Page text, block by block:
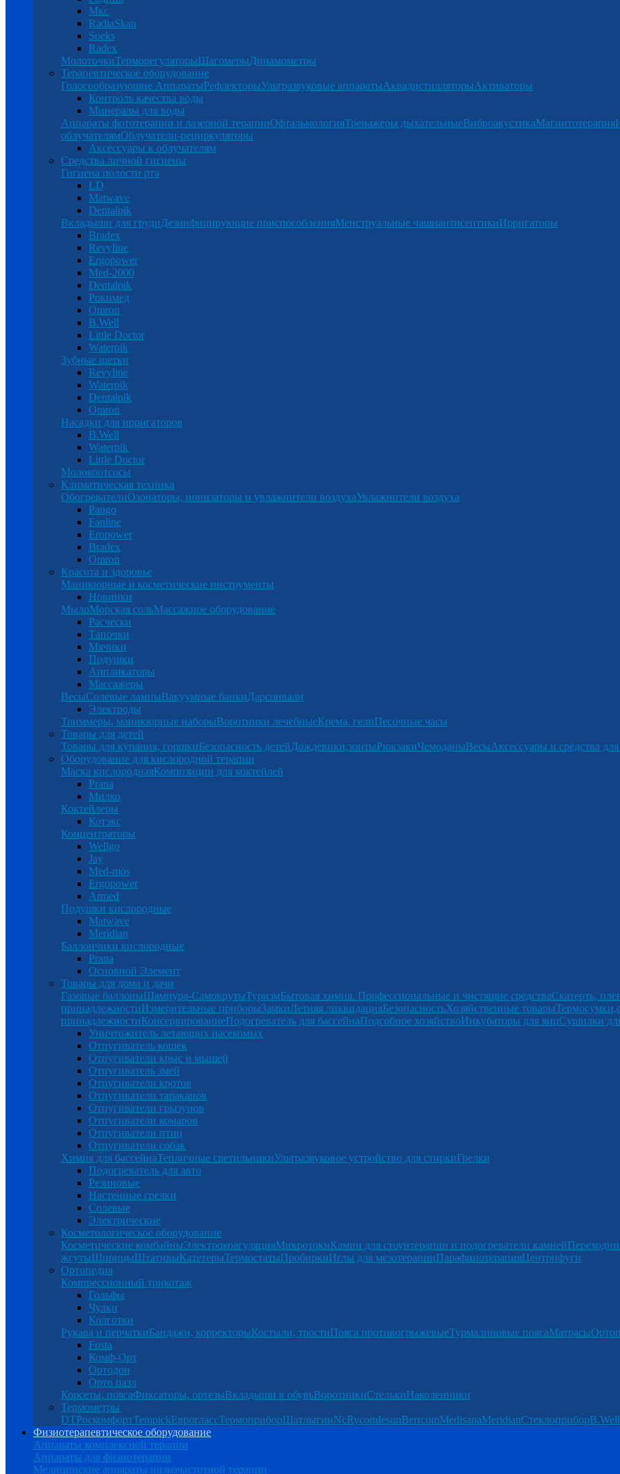
Мкс
RadiaSkan
Soeks
Radex
МолоточкиТерморегуляторыШагомерыДинамометры
Терапевтическое оборудование
Голосообразующие АппаратыРефлекторыУльтразвуковые аппаратыАквадистилляторыАктиваторы
Контроль качества воды
Минералы для воды
Аппараты фототерапии и лазерной терапииОфтальмологияТренажеры дыхательныеВиброакустикаМагнитотерапия
облучателямОблучатели-рециркуляторы
Аксессуары к облучателям
Средства личной гигиены
Гигиена полости рта
LD
Matwave
Dentalpik
Вкладыши для грудиДезинфицирующие приспособленияМенструальные чашиантисептикиИрригаторы
Bradex
Revyline
Ergopower
Med-2000
Dentalpik
Рокимед
Omron
B.Well
Little Doctor
Waterpik
Зубные щетки
Revyline
Waterpik
Dentalpik
Omron
Насадки для ирригаторов
B.Well
Waterpik
Little Doctor
Молокоотсосы
Климатическая техника
ОбогревателиОзонаторы, ионизаторы и увлажнители воздухаУвлажнители воздуха
Pango
Fanline
Eropower
Bradex
Omron
Красота и здоровье
Маникюрные и косметические инструменты
Новинки
МылоМорская сольМассажное оборудование
Расчески
Тапочки
Мячики
Подушки
Аппликаторы
Массажеры
ВесыСолевые лампыВакуумные банкиДарсонвали
Электроды
Триммеры, маникюрные наборыВоротники лечебныеКрема, гелиПесочные часы
Товары для детей
Товары для купания, горшкиБезопасность детейДождевики,зонтыРюкзакиЧемоданыВесыАксессуары и средства
Оборудование для кислородной терапии
Маска кислороднаяКомпозиции для коктейлей
Prana
Милко
Коктейлеры
Котэкс
Концентраторы
Wellgo
Jay
Med-mos
Ergopower
Armed
Подушки кислородные
Matwave
Meridian
Баллончики кислородные
Prana
Основной Элемент
Товары для дома и дачи
Газовые баллоныШампура-СамокрутыТуризмБытовая химия. Профессиональные и чистящие средстваСкатерть,
принадлежностиИзмерительные приборыЗамкиЛетняя ликвидацияБезопасностьХозяйственные товары
принадлежностиКонсервированиеПодогреватель для бассейнаПодсобное хозяйствоИнкубаторы для яицСушилки
Уничтожитель летающих насекомых
Отпугиватель кошек
Отпугиватели крыс и мышей
Отпугиватель змей
Отпугиватели кротов
Отпугиватели тараканов
Отпугиватели грызунов
Отпугиватели комаров
Отпугиватели птиц
Отпугиватели собак
Химия для бассейнаТепличные светильникиУльтразвуковое устройство для стиркиГрелки
Подогреватель для авто
Резиновые
Настенные грелки
Солевые
Электрические
Косметологическое оборудование
Косметические комбайныЭлектрокоагуляцияМикротокиКамни для стоунтерапии и подогреватели камней
жгутыШприцыШтативыКатетерыТермостатыПробиркиИглы для мезотерапииПарафинотерапияЦентрифуги
Ортопедия
Компрессионный трикотаж
Гольфы
Чулки
Колготки
Рукава и перчаткиБандажи, корректорыКостыли, тростиПояса противогрыжевыеТурмалиновые поясаМатрасы
Fosta
Комф-Орт
Ортодон
Орто пазл
Корсеты, поясаФиксаторы, ортезыВкладыши в обувьВоротникиСтелькиНаколенники
Термометры
DTРоскомфортTempickЕвроглассТермоприборШатлыгинNcRycomIesunBerrcomMedisanaMeridianСтеклоприборB.Well
Физиотерапевтическое оборудование
Аппараты комплексной терапии
Аппараты для физиотерапии
Медицинские аппараты низкочастотной терапии